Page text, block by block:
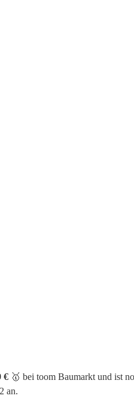
€ 🥇 bei toom Baumarkt und ist
an.